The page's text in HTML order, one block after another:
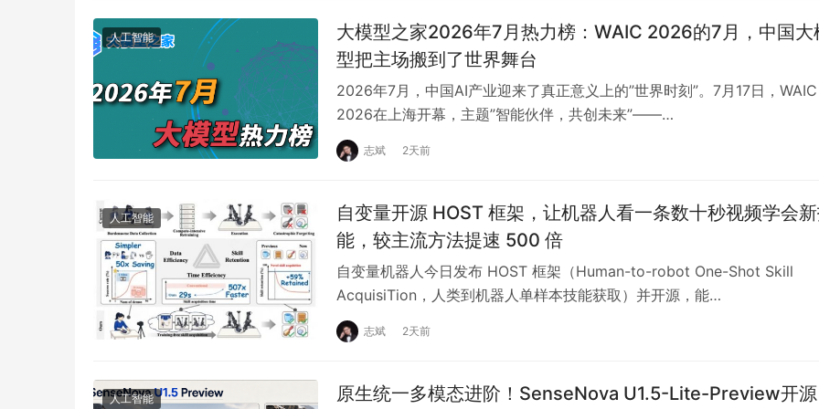
人工智能
大模型之家2026年7月热力榜：WAIC 2026的7月，中国大
型把主场搬到了世界舞台
2026年7月，中国AI产业迎来了真正意义上的”世界时刻”。7月17日，WAIC
2026在上海开幕，主题”智能伙伴，共创未来”——…
志斌 2天前
人工智能
自变量开源 HOST 框架，让机器人看一条数十秒视频学会
能，较主流方法提速 500 倍
自变量机器人今日发布 HOST 框架（Human-to-robot One-Shot Skill
AcquisiTion，人类到机器人单样本技能获取）并开源，能…
志斌 2天前
人工智能 原生统一多模态进阶！SenseNova U1.5-Lite-Preview开源